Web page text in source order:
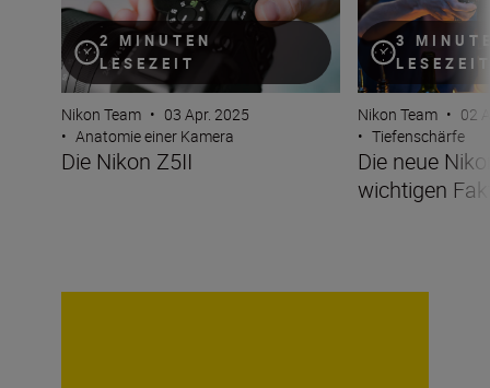
2 MINUTEN
LESEZEIT
Nikon Team • 03 Apr. 2025
• Anatomie einer Kamera
Die Nikon Z5II
3
Nikon Team • 02
• Tiefenschärfe
Die neue
wichtigen